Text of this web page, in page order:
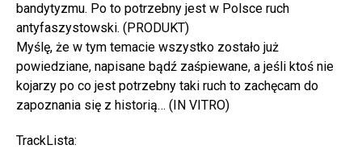
bandytyzmu. Po to potrzebny jest w Polsce ruch
antyfaszystowski. (PRODUKT)
Myślę, że w tym temacie wszystko zostało już
powiedziane, napisane bądź zaśpiewane, a jeśli ktoś nie
kojarzy po co jest potrzebny taki ruch to zachęcam do
zapoznania się z historią… (IN VITRO)
TrackLista: